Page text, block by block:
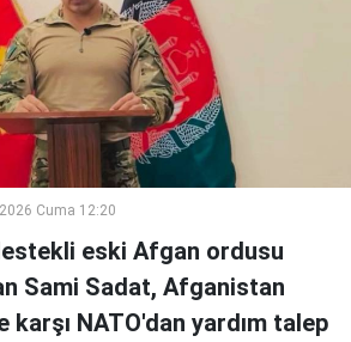
Cuma 12:20
eski Afgan ordusu
Sami Sadat, Afganistan
karşı NATO'dan yardım talep